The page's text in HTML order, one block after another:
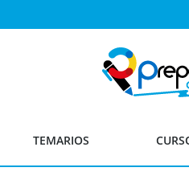
TEMARIOS
de
Maestros,